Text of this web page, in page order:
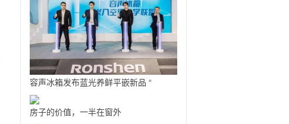
容声冰箱发布蓝光养鲜平嵌新品 “
房子的价值，一半在窗外